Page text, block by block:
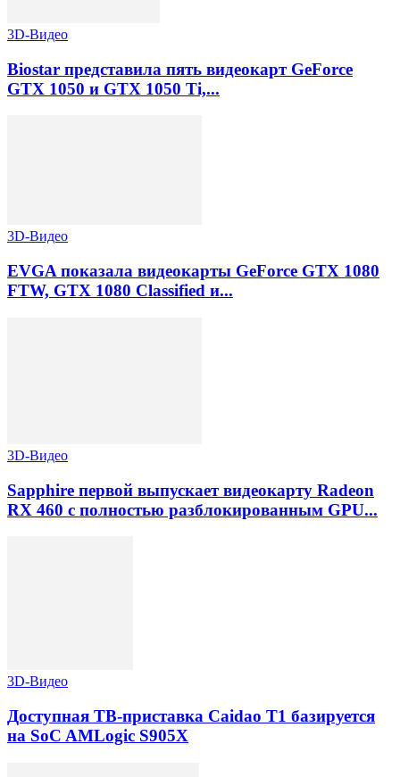
3D-Видео
Biostar представила пять видеокарт GeForce
GTX 1050 и GTX 1050 Ti,...
3D-Видео
EVGA показала видеокарты GeForce GTX 1080
FTW, GTX 1080 Classified и...
3D-Видео
Sapphire первой выпускает видеокарту Radeon
RX 460 с полностью разблокированным GPU...
3D-Видео
Доступная ТВ-приставка Caidao T1 базируется
на SoC AMLogic S905X